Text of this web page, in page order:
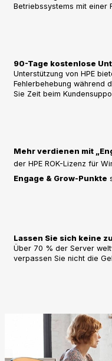
Betriebssystems mit einer
90-Tage kostenlose
Unterstützung von HPE
Fehlerbehebung während
Sie Zeit beim
Mehr verdienen mit
der HPE ROK-Lizenz für
Engage & Grow-Punkte
Lassen Sie sich keine
Über 70 % der Server
verpassen Sie nicht die